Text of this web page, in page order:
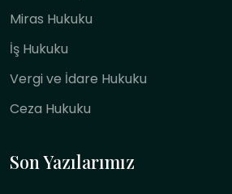
Miras Hukuku
İş Hukuku
Vergi ve İdare Hukuku
Ceza Hukuku
Son Yazılarımız